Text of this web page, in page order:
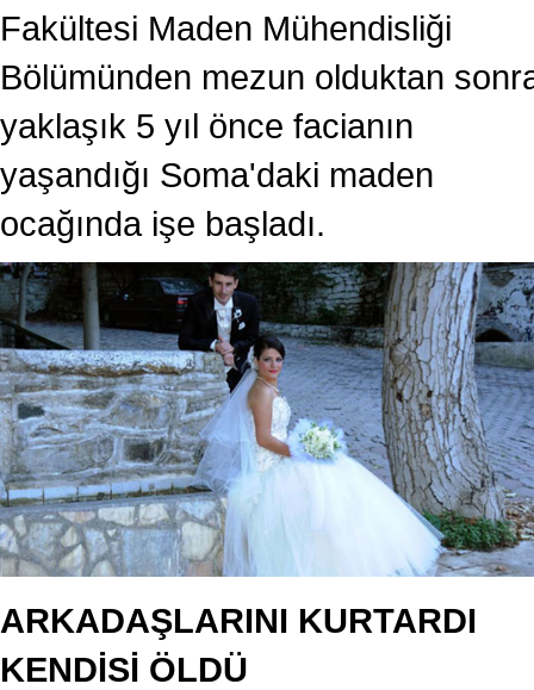
Fakültesi Maden Mühendisliği
Bölümünden mezun olduktan
yaklaşık 5 yıl önce facianın
yaşandığı Soma'daki maden
ocağında işe başladı.
ARKADAŞLARINI KURTARDI
KENDİSİ ÖLDÜ